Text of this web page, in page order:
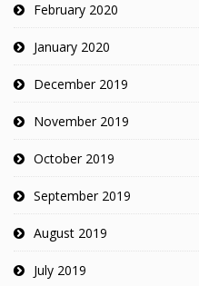
February 2020
January 2020
December 2019
November 2019
October 2019
September 2019
August 2019
July 2019